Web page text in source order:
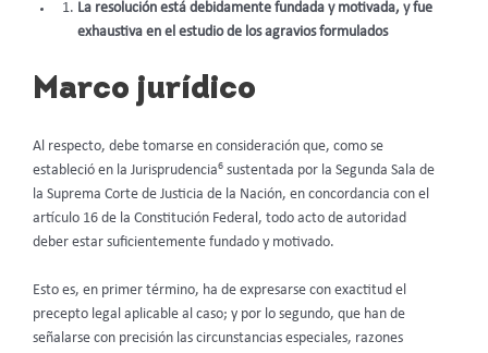
La resolución está debidamente fundada y motivada, y fue
exhaustiva en el estudio de los agravios formulados
Marco jurídico
Al respecto, debe tomarse en consideración que, como se
estableció en la Jurisprudencia6 sustentada por la Segunda Sala de
la Suprema Corte de Justicia de la Nación, en concordancia con el
artículo 16 de la Constitución Federal, todo acto de autoridad
deber estar suficientemente fundado y motivado.
Esto es, en primer término, ha de expresarse con exactitud el
precepto legal aplicable al caso; y por lo segundo, que han de
señalarse con precisión las circunstancias especiales, razones